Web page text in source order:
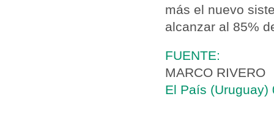
más el nuevo
alcanzar al 85%
FUENTE:
MARCO RIVERO
El País (Uruguay)